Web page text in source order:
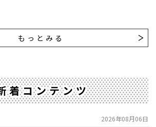
もっとみる
着コンテンツ
2026年08月06日